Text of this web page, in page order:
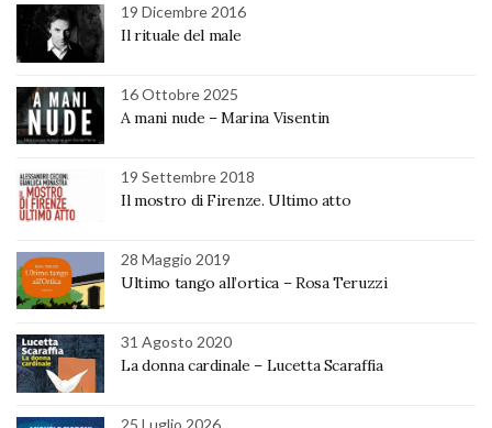
19 Dicembre 2016
Il rituale del male
16 Ottobre 2025
A mani nude – Marina Visentin
19 Settembre 2018
Il mostro di Firenze. Ultimo atto
28 Maggio 2019
Ultimo tango all’ortica – Rosa Teruzzi
31 Agosto 2020
La donna cardinale – Lucetta Scaraffia
25 Luglio 2026